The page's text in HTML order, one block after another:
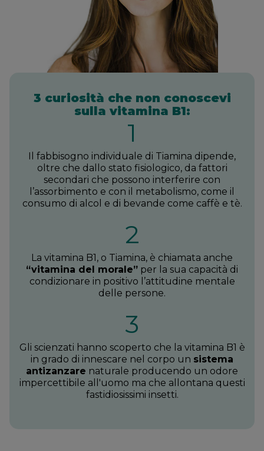
3 curiosità che non conoscevi
sulla vitamina B1:
1
Il fabbisogno individuale di Tiamina dipende,
oltre che dallo stato fisiologico, da fattori
secondari che possono interferire con
l’assorbimento e con il metabolismo, come il
consumo di alcol e di bevande come caffè e tè.
2
La vitamina B1, o Tiamina, è chiamata anche
“vitamina del morale” per la sua capacità di
condizionare in positivo l’attitudine mentale
delle persone.
3
Gli scienzati hanno scoperto che la vitamina B1 è
in grado di innescare nel corpo un sistema
antizanzare naturale producendo un odore
impercettibile all'uomo ma che allontana questi
fastidiosissimi insetti.